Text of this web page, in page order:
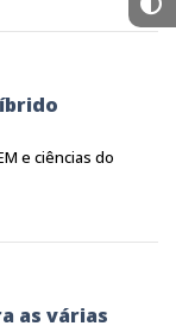
e ciências do
as várias